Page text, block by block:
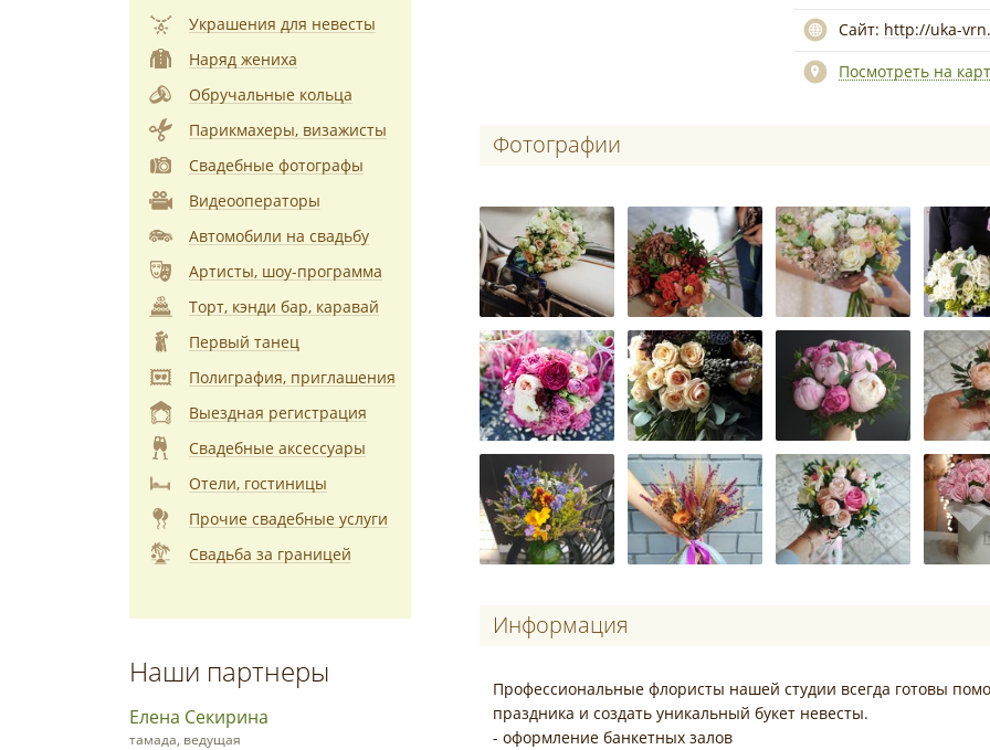
Сайт: http://uka-
Посмотреть на
Информация
Профессиональные флористы нашей студии всегда готовы
праздника и создать уникальный букет невесты.
- оформление банкетных залов
Фотографии
Украшения для невесты
Наряд жениха
Обручальные кольца
Парикмахеры, визажисты
Свадебные фотографы
Видеооператоры
Автомобили на свадьбу
Артисты, шоу-программа
Торт, кэнди бар, каравай
Первый танец
Полиграфия, приглашения
Выездная регистрация
Свадебные аксессуары
Отели, гостиницы
Прочие свадебные услуги
Свадьба за границей
Наши партнеры
Елена Секирина
тамада, ведущая